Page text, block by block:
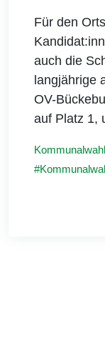
Für den
auch die
langjährige
OV-
auf Platz 1,